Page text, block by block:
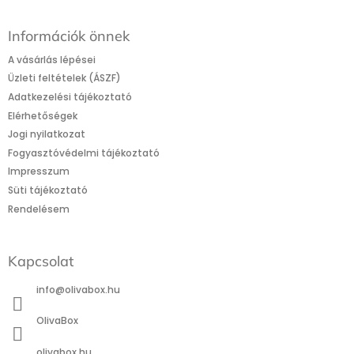
Információk önnek
A vásárlás lépései
Üzleti feltételek (ÁSZF)
Adatkezelési tájékoztató
Elérhetőségek
Jogi nyilatkozat
Fogyasztóvédelmi tájékoztató
Impresszum
Süti tájékoztató
Rendelésem
Kapcsolat
info@olivabox.hu
OlivaBox